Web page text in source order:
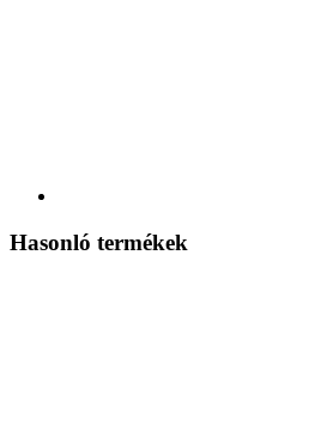
Hasonló termékek